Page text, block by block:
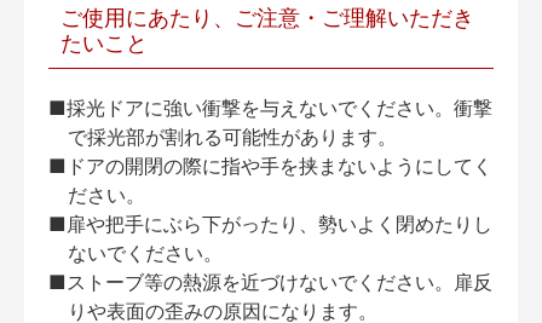
ご使用にあたり、ご注意・ご理解いただき
たいこと
■採光ドアに強い衝撃を与えないでください。衝撃
で採光部が割れる可能性があります。
■ドアの開閉の際に指や手を挟まないようにしてく
ださい。
■扉や把手にぶら下がったり、勢いよく閉めたりし
ないでください。
■ストーブ等の熱源を近づけないでください。扉反
りや表面の歪みの原因になります。